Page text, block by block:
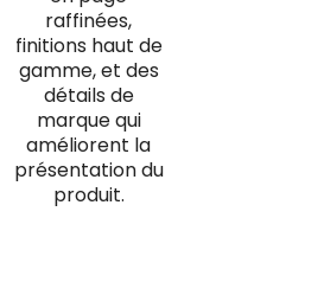
raffinées,
finitions haut de
gamme, et des
détails de
marque qui
améliorent la
présentation du
produit.